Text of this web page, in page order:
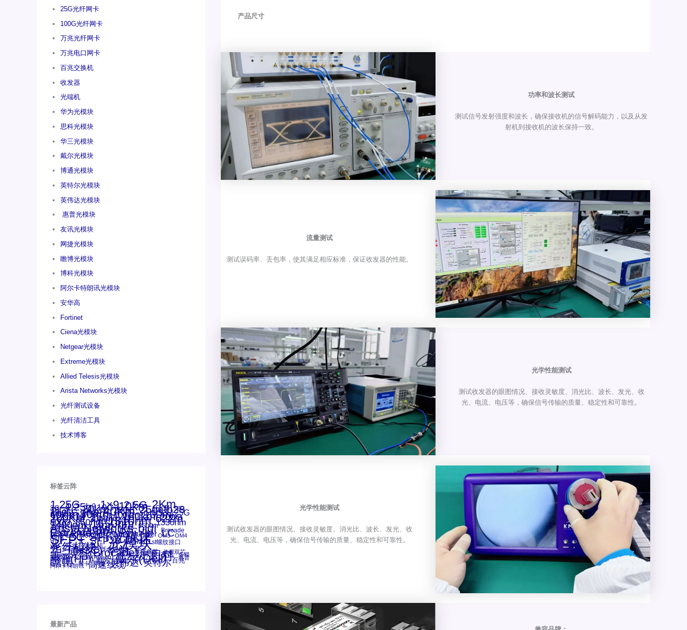
25G光纤网卡
100G光纤网卡
万兆光纤网卡
万兆电口网卡
百兆交换机
收发器
光端机
华为光模块
思科光模块
华三光模块
戴尔光模块
博通光模块
英特尔光模块
英伟达光模块
惠普光模块
友讯光模块
网捷光模块
瞻博光模块
博科光模块
阿尔卡特朗讯光模块
安华高
Fortinet
Ciena光模块
Netgear光模块
Extreme光模块
Allied Telesis光模块
Arista Networks光模块
光纤测试设备
光纤清洁工具
技术博客
标签云阵
1.25G 1x9 1×9 2.5G 2Km
3G 4.25g 10G 10km 15KM 16G
16GFC 20km 25GE 25gsfp28
28.05G 30km 40Km 50m 53.125G
60km 80km 100km 100m
120KM 155M 160km 200G
200KM 300m 400m 550m 622m
800G 850nm 1310nm 1330nm
1490nm 1550nm 2500m
ANBR-1414TZ AOC Arista
Arista Networks bidi Brocade
Cisco CSFP光模块 DAC Dell
Extreme FC Intel Juniper LC
MPO-LC Netgear NVIDIA OM2 OM3 OM4
qsfp SC SFF光模块
SFP+ SFP28 SGMII st螺纹接口
xfp 万兆 交换机 光模块
光纤模块 千兆光模块 华三
华三(H3C) 华为 单模单芯 单模双芯
博科 博科(Brocade) 博通 友讯 多模
安华高 安华高(Avago) 工业级 思科 惠普
惠普(HP) 戴尔 戴尔(Dell) 百兆
瞻博 网卡 网捷 英伟达 英特尔
阿尔卡特朗讯 高速线缆
最新产品
产品尺寸
功率和波长测试
测试信号发射强度和波长，确保接收机的信号解码能力，以及从发
射机到接收机的波长保持一致。
流量测试
测试误码率、丢包率，使其满足相应标准，保证收发器的性能。
光学性能测试
测试收发器的眼图情况、接收灵敏度、消光比、波长、发光、收
光、电流、电压等，确保信号传输的质量、稳定性和可靠性。
光学性能测试
测试收发器的眼图情况、接收灵敏度、消光比、波长、发光、收
光、电流、电压等，确保信号传输的质量、稳定性和可靠性。